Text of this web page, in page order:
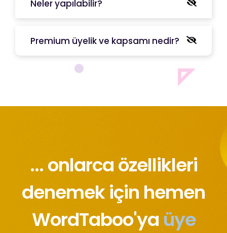
Neler yapılabilir?
Premium üyelik ve kapsamı nedir?
... onlarca özellikleri
denemek için hemen
WordTaboo'ya üye